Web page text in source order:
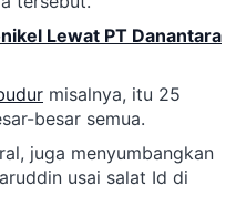
Lewat PT Danantara
misalnya, itu 25
besar semua.
juga menyumbangkan
usai salat Id di